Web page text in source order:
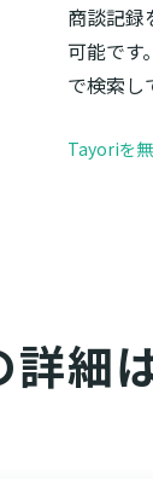
商談記録
可能です
で検索し
Tayoriを
詳細